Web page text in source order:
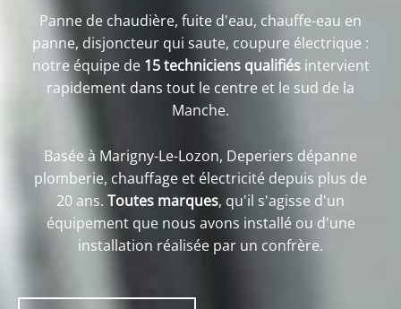
Panne de chaudière, fuite d'eau, chauffe-eau en
panne, disjoncteur qui saute, coupure électrique :
notre équipe de 15 techniciens qualifiésintervient
rapidement dans tout le centre et le sud de la
Manche.
Basée à Marigny-Le-Lozon, Deperiers dépanne
plomberie, chauffage et électricité depuis plus de
20 ans. Toutes marques, qu'il s'agisse d'un
équipement que nous avons installé ou d'une
installation réalisée par un confrère.